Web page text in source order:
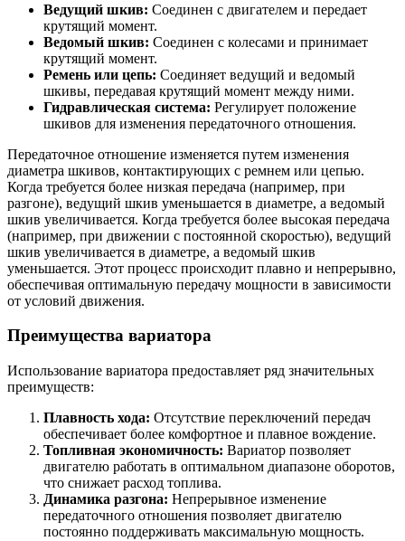
Ведущий шкив: Соединен с двигателем и передает
крутящий момент.
Ведомый шкив: Соединен с колесами и принимает
крутящий момент.
Ремень или цепь: Соединяет ведущий и ведомый
шкивы, передавая крутящий момент между ними.
Гидравлическая система: Регулирует положение
шкивов для изменения передаточного отношения.
Передаточное отношение изменяется путем изменения
диаметра шкивов, контактирующих с ремнем или цепью.
Когда требуется более низкая передача (например, при
разгоне), ведущий шкив уменьшается в диаметре, а ведомый
шкив увеличивается. Когда требуется более высокая передача
(например, при движении с постоянной скоростью), ведущий
шкив увеличивается в диаметре, а ведомый шкив
уменьшается. Этот процесс происходит плавно и непрерывно,
обеспечивая оптимальную передачу мощности в зависимости
от условий движения.
Преимущества вариатора
Использование вариатора предоставляет ряд значительных
преимуществ:
Плавность хода: Отсутствие переключений передач
обеспечивает более комфортное и плавное вождение.
Топливная экономичность: Вариатор позволяет
двигателю работать в оптимальном диапазоне оборотов,
что снижает расход топлива.
Динамика разгона: Непрерывное изменение
передаточного отношения позволяет двигателю
постоянно поддерживать максимальную мощность.